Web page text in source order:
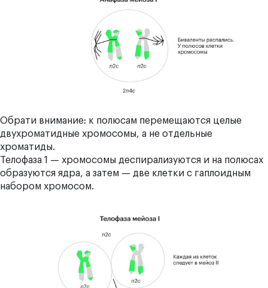
Обрати внимание: к полюсам перемещаются целые
двухроматидные хромосомы, а не отдельные
хроматиды.
Телофаза 1 — хромосомы деспирализуются и на полюсах
образуются ядра, а затем — две клетки с гаплоидным
набором хромосом.